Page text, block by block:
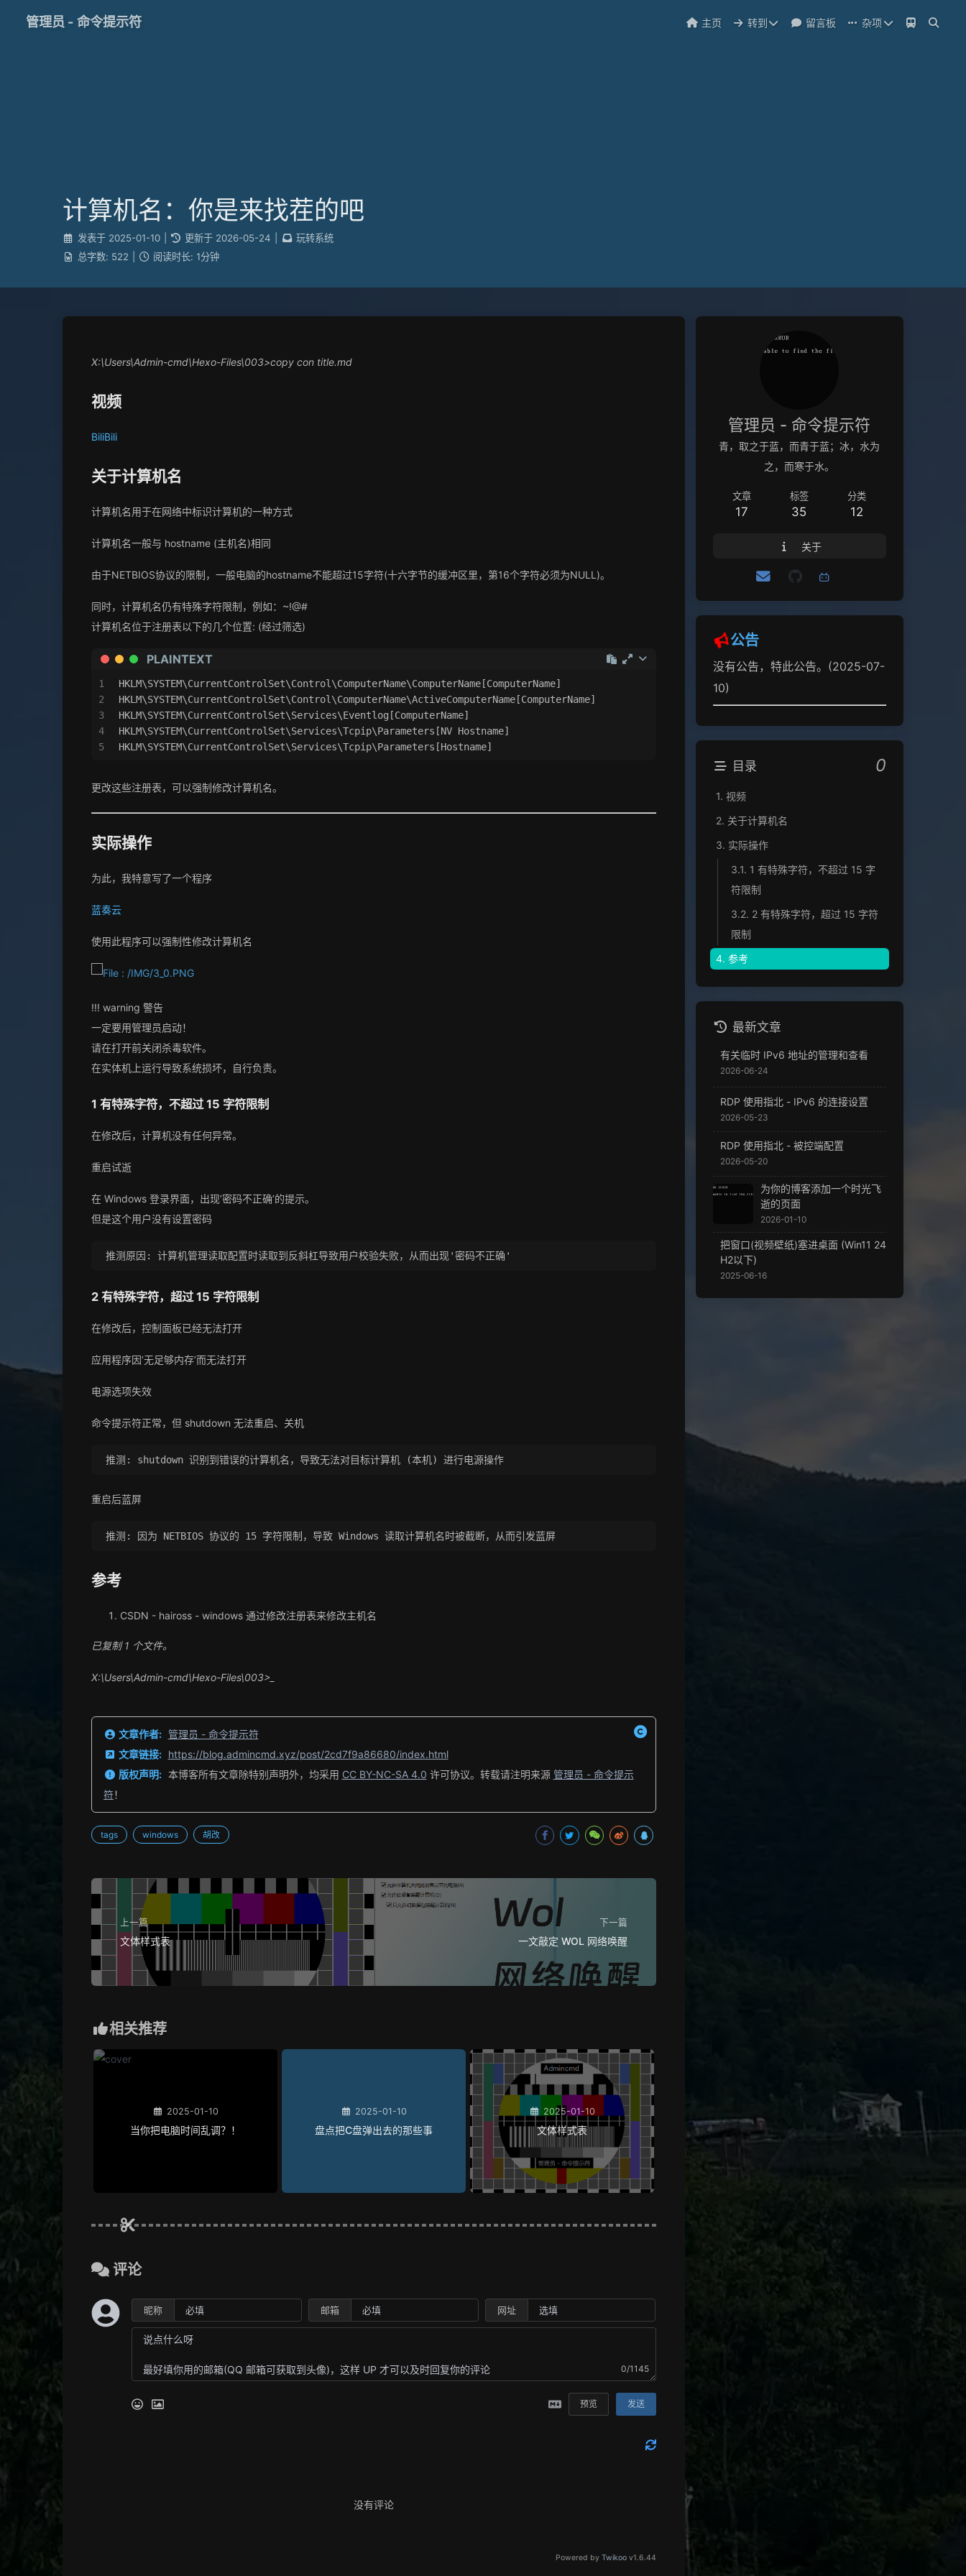
管理员 - 命令提示符 主页 转到 留言板 杂项
计算机名：你是来找茬的吧
发表于 2025-01-10 更新于 2026-05-24
玩转系统
总字数: 522 阅读时长: 1分钟
X:\Users\Admin-cmd\Hexo-Files\003>copy con title.md
视频
BiliBili
关于计算机名
计算机名用于在网络中标识计算机的一种方式
计算机名一般与 hostname (主机名)相同
由于NETBIOS协议的限制，一般电脑的hostname不能超过15字符(十六字节的缓冲区里，第16个字符必须为NULL)。
同时，计算机名仍有特殊字符限制，例如：~!@#
计算机名位于注册表以下的几个位置: (经过筛选)
PLAINTEXT
1
2
3
4
5
HKLM\SYSTEM\CurrentControlSet\Control\ComputerName\ComputerName[ComputerName]
HKLM\SYSTEM\CurrentControlSet\Control\ComputerName\ActiveComputerName[ComputerName]
HKLM\SYSTEM\CurrentControlSet\Services\Eventlog[ComputerName]
HKLM\SYSTEM\CurrentControlSet\Services\Tcpip\Parameters[NV Hostname]
HKLM\SYSTEM\CurrentControlSet\Services\Tcpip\Parameters[Hostname]
更改这些注册表，可以强制修改计算机名。
实际操作
为此，我特意写了一个程序
蓝奏云
使用此程序可以强制性修改计算机名
!!! warning 警告
一定要用管理员启动！
请在打开前关闭杀毒软件。
在实体机上运行导致系统损坏，自行负责。
1 有特殊字符，不超过 15 字符限制
在修改后，计算机没有任何异常。
重启试逝
在 Windows 登录界面，出现’密码不正确’的提示。
但是这个用户没有设置密码
2 有特殊字符，超过 15 字符限制
在修改后，控制面板已经无法打开
应用程序因’无足够内存’而无法打开
电源选项失效
命令提示符正常，但 shutdown 无法重启、关机
重启后蓝屏
参考
CSDN - haiross - windows 通过修改注册表来修改主机名
已复制 1 个文件。
X:\Users\Admin-cmd\Hexo-Files\003>_
文章作者: 管理员 - 命令提示符
文章链接: https://blog.admincmd.xyz/post/2cd7f9a86680/index.html
版权声明: 本博客所有文章除特别声明外，均采用 CC BY-NC-SA 4.0 许可协议。转载请注明来源 管理员 - 命令提示
符！
tags windows 胡改
上一篇
文体样式表
下一篇
一文敲定 WOL 网络唤醒
相关推荐
2025-01-10
当你把电脑时间乱调？！
2025-01-10
盘点把C盘弹出去的那些事
2025-01-10
文体样式表
评论
昵称 邮箱 网址
0/1145
预览 发送
没有评论
Powered by Twikoov1.6.44
管理员 - 命令提示符
青，取之于蓝，而青于蓝；冰，水为
之，而寒于水。
文章
17
标签
35
分类
12
关于
公告
没有公告，特此公告。(2025-07-
10)
目录 0
1. 视频
2. 关于计算机名
3. 实际操作
3.1. 1 有特殊字符，不超过 15 字
符限制
3.2. 2 有特殊字符，超过 15 字符
限制
4. 参考
最新文章
有关临时 IPv6 地址的管理和查看
2026-06-24
RDP 使用指北 - IPv6 的连接设置
2026-05-23
RDP 使用指北 - 被控端配置
2026-05-20
为你的博客添加一个时光飞
逝的页面
2026-01-10
把窗口(视频壁纸)塞进桌面 (Win11 24
H2以下)
2025-06-16